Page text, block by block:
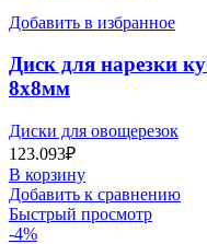
Добавить в избранное
Диск для нарезки
8х8мм
Диски для овощерезок
123.093₽
В корзину
Добавить к сравнению
Быстрый просмотр
-4%